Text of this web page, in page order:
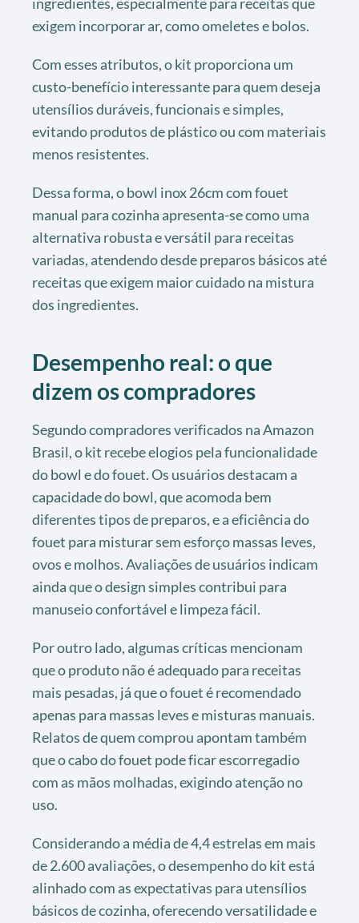
exigem incorporar ar, como omeletes e bolos.
Com esses atributos, o kit proporciona um
custo-benefício interessante para quem deseja
utensílios duráveis, funcionais e simples,
evitando produtos de plástico ou com materiais
menos resistentes.
Dessa forma, o bowl inox 26cm com fouet
manual para cozinha apresenta-se como uma
alternativa robusta e versátil para receitas
variadas, atendendo desde preparos básicos até
receitas que exigem maior cuidado na mistura
dos ingredientes.
Desempenho real: o que
dizem os compradores
Segundo compradores verificados na Amazon
Brasil, o kit recebe elogios pela funcionalidade
do bowl e do fouet. Os usuários destacam a
capacidade do bowl, que acomoda bem
diferentes tipos de preparos, e a eficiência do
fouet para misturar sem esforço massas leves,
ovos e molhos. Avaliações de usuários indicam
ainda que o design simples contribui para
manuseio confortável e limpeza fácil.
Por outro lado, algumas críticas mencionam
que o produto não é adequado para receitas
mais pesadas, já que o fouet é recomendado
apenas para massas leves e misturas manuais.
Relatos de quem comprou apontam também
que o cabo do fouet pode ficar escorregadio
com as mãos molhadas, exigindo atenção no
uso.
Considerando a média de 4,4 estrelas em mais
de 2.600 avaliações, o desempenho do kit está
alinhado com as expectativas para utensílios
básicos de cozinha, oferecendo versatilidade e